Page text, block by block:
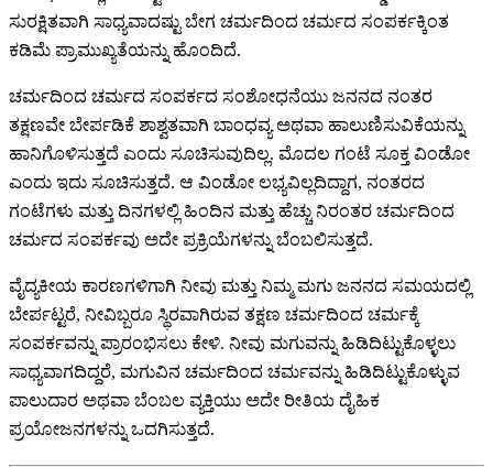
ಸುರಕ್ಷಿತವಾಗಿ ಸಾಧ್ಯವಾದಷ್ಟು ಬೇಗ ಚರ್ಮದಿಂದ ಚರ್ಮದ ಸಂಪರ್ಕಕ್ಕಿಂತ
ಕಡಿಮೆ ಪ್ರಾಮುಖ್ಯತೆಯನ್ನು ಹೊಂದಿದೆ.
ಚರ್ಮದಿಂದ ಚರ್ಮದ ಸಂಪರ್ಕದ ಸಂಶೋಧನೆಯು ಜನನದ ನಂತರ
ತಕ್ಷಣವೇ ಬೇರ್ಪಡಿಕೆ ಶಾಶ್ವತವಾಗಿ ಬಾಂಧವ್ಯ ಅಥವಾ ಹಾಲುಣಿಸುವಿಕೆಯನ್ನು
ಹಾನಿಗೊಳಿಸುತ್ತದೆ ಎಂದು ಸೂಚಿಸುವುದಿಲ್ಲ. ಮೊದಲ ಗಂಟೆ ಸೂಕ್ತ ವಿಂಡೋ
ಎಂದು ಇದು ಸೂಚಿಸುತ್ತದೆ. ಆ ವಿಂಡೋ ಲಭ್ಯವಿಲ್ಲದಿದ್ದಾಗ, ನಂತರದ
ಗಂಟೆಗಳು ಮತ್ತು ದಿನಗಳಲ್ಲಿ ಹಿಂದಿನ ಮತ್ತು ಹೆಚ್ಚು ನಿರಂತರ ಚರ್ಮದಿಂದ
ಚರ್ಮದ ಸಂಪರ್ಕವು ಅದೇ ಪ್ರಕ್ರಿಯೆಗಳನ್ನು ಬೆಂಬಲಿಸುತ್ತದೆ.
ವೈದ್ಯಕೀಯ ಕಾರಣಗಳಿಗಾಗಿ ನೀವು ಮತ್ತು ನಿಮ್ಮ ಮಗು ಜನನದ ಸಮಯದಲ್ಲಿ
ಬೇರ್ಪಟ್ಟರೆ, ನೀವಿಬ್ಬರೂ ಸ್ಥಿರವಾಗಿರುವ ತಕ್ಷಣ ಚರ್ಮದಿಂದ ಚರ್ಮಕ್ಕೆ
ಸಂಪರ್ಕವನ್ನು ಪ್ರಾರಂಭಿಸಲು ಕೇಳಿ. ನೀವು ಮಗುವನ್ನು ಹಿಡಿದಿಟ್ಟುಕೊಳ್ಳಲು
ಸಾಧ್ಯವಾಗದಿದ್ದರೆ, ಮಗುವಿನ ಚರ್ಮದಿಂದ ಚರ್ಮವನ್ನು ಹಿಡಿದಿಟ್ಟುಕೊಳ್ಳುವ
ಪಾಲುದಾರ ಅಥವಾ ಬೆಂಬಲ ವ್ಯಕ್ತಿಯು ಅದೇ ರೀತಿಯ ದೈಹಿಕ
ಪ್ರಯೋಜನಗಳನ್ನು ಒದಗಿಸುತ್ತದೆ.